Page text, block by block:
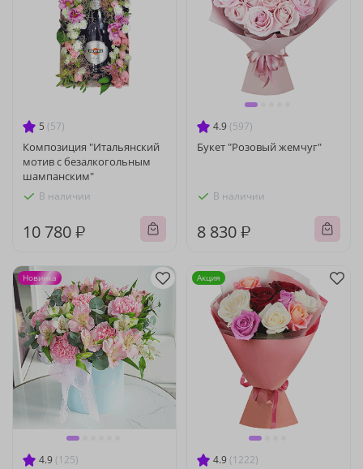
5 (57)
Композиция "Итальянский
мотив с безалкогольным
шампанским"
В наличии
10 780 ₽
4.9 (597)
Букет "Розовый жемчуг"
В наличии
8 830 ₽
4.9 (125)
Новинка
4.9 (1222)
Акция